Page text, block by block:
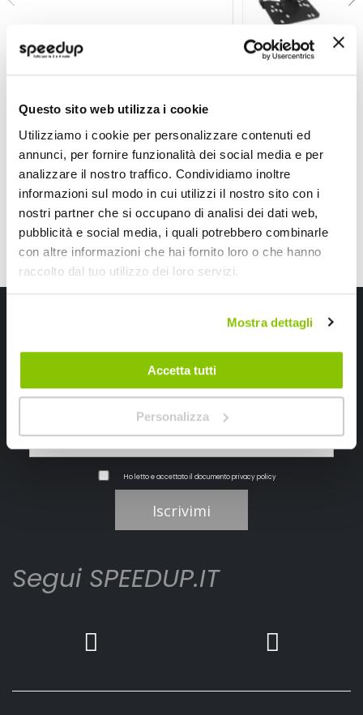
Questo sito web utilizza i cookie
Utilizziamo i cookie per personalizzare contenuti ed
annunci, per fornire funzionalità dei social media e per
analizzare il nostro traffico. Condividiamo inoltre
informazioni sul modo in cui utilizzi il nostro sito con i
nostri partner che si occupano di analisi dei dati web,
pubblicità e social media, i quali potrebbero combinarle
con altre informazioni che hai fornito loro o che hanno
raccolto dal tuo utilizzo dei loro servizi.
Mostra dettagli
Accetta tutti
Personalizza
Installazione Mascherina 2 din Ford Fiesta 2008> -
speciale
Spedizione gratuita!
Installazione
speciale
Spedizione gratuita!
Iscriviti alla newsletter Speedup
Ricevi subito uno sconto del 10% per il tuo primo acquisto online!
Ho letto e accettato il documentoprivacy policy
Iscrivimi
Segui SPEEDUP.IT